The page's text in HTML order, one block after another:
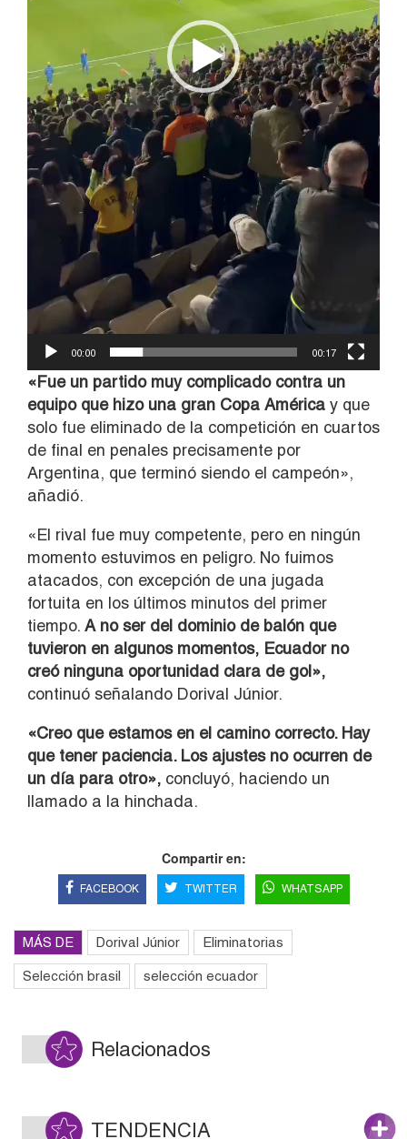
00:00 00:17
«Fue un partido muy complicado contra un
equipo que hizo una gran Copa América y que
solo fue eliminado de la competición en cuartos
de final en penales precisamente por
Argentina, que terminó siendo el campeón»,
añadió.
«El rival fue muy competente, pero en ningún
momento estuvimos en peligro. No fuimos
atacados, con excepción de una jugada
fortuita en los últimos minutos del primer
tiempo. A no ser del dominio de balón que
tuvieron en algunos momentos, Ecuador no
creó ninguna oportunidad clara de gol»,
continuó señalando Dorival Júnior.
«Creo que estamos en el camino correcto. Hay
que tener paciencia. Los ajustes no ocurren de
un día para otro», concluyó, haciendo un
llamado a la hinchada.
Compartir en:
FACEBOOK TWITTER WHATSAPP
MÁS DE Dorival Júnior Eliminatorias
Selección brasil selección ecuador
Relacionados
TENDENCIA